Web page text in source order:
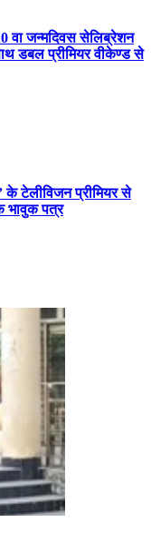
वा जन्मदिवस सेलिब्रेशन
डबल प्रीमियर वीकेण्ड से
के टेलीविजन प्रीमियर से
भावुक पत्र